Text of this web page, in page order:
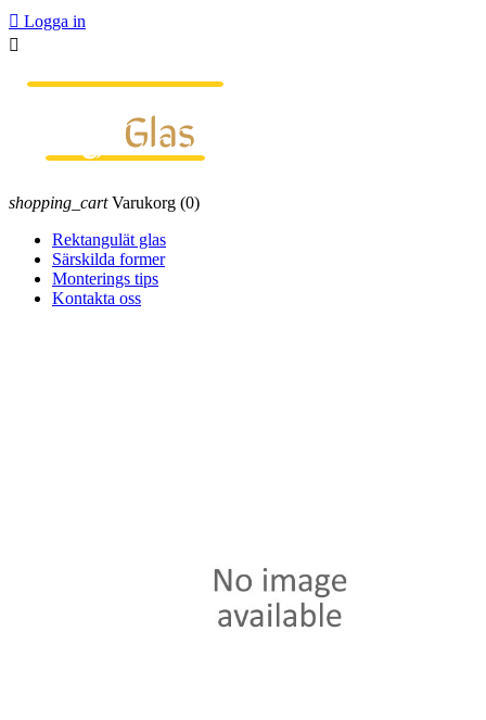
 Logga in

shopping_cart Varukorg (0)
Rektangulät glas
Särskilda former
Monterings tips
Kontakta oss